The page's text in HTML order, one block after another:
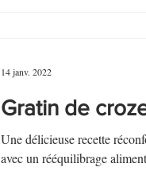
Gratin de
Une délicieuse recette
avec un rééquilibrage
14 janv. 2022